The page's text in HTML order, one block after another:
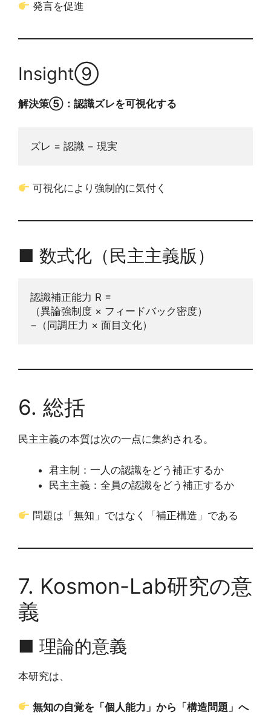
発言を促進
Insight⑨
解決策⑤：認識ズレを可視化する
ズレ = 認識 − 現実
可視化により強制的に気付く
■ 数式化（民主主義版）
認識補正能力 R =
（異論強制度 × フィードバック密度）
−（同調圧力 × 面目文化）
6. 総括
民主主義の本質は次の一点に集約される。
君主制：一人の認識をどう補正するか
民主主義：全員の認識をどう補正するか
問題は「無知」ではなく「補正構造」である
7. Kosmon-Lab研究の意
義
■ 理論的意義
本研究は、
無知の自覚を「個人能力」から「構造問題」へ